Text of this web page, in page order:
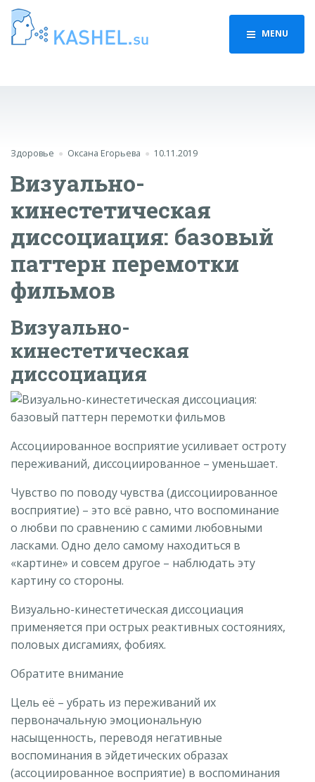
MENU
Здоровье Оксана Егорьева 10.11.2019
Визуально-
кинестетическая
диссоциация: базовый
паттерн перемотки
фильмов
Визуально-
кинестетическая
диссоциация
Ассоциированное восприятие усиливает остроту
переживаний, диссоциированное – уменьшает.
Чувство по поводу чувства (диссоциированное
восприятие) – это всё равно, что воспоминание
о любви по сравнению с самими любовными
ласками. Одно дело самому находиться в
«картине» и совсем другое – наблюдать эту
картину со стороны.
Визуально-кинестетическая диссоциация
применяется при острых реактивных состояниях,
половых дисгамиях, фобиях.
Обратите внимание
Цель её – убрать из переживаний их
первоначальную эмоциональную
насыщенность, переводя негативные
воспоминания в эйдетических образах
(ассоциированное восприятие) в воспоминания